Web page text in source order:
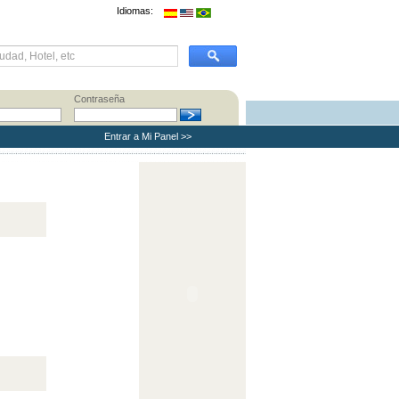
Idiomas:
Contraseña
Entrar a Mi Panel >>